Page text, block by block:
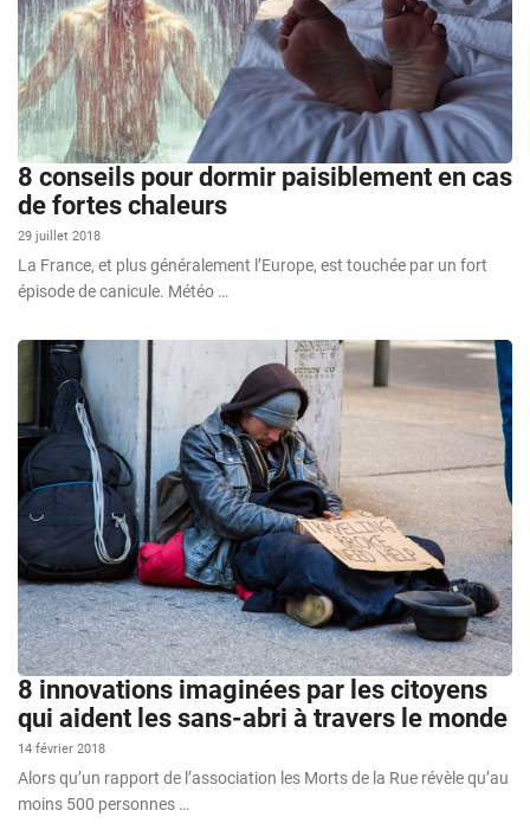
8 conseils pour dormir paisiblement en cas
de fortes chaleurs
29 juillet 2018
La France, et plus généralement l’Europe, est touchée par un fort
épisode de canicule. Météo …
8 innovations imaginées par les citoyens
qui aident les sans-abri à travers le monde
14 février 2018
Alors qu’un rapport de l’association les Morts de la Rue révèle qu’au
moins 500 personnes …